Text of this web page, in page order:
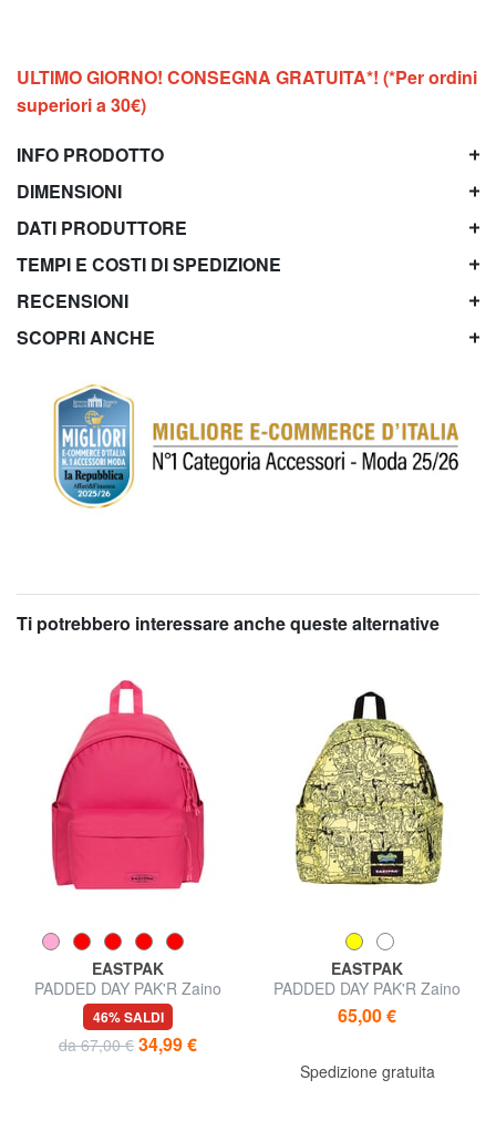
ULTIMO GIORNO! CONSEGNA GRATUITA*! (*Per ordini
superiori a 30€)
INFO PRODOTTO
DIMENSIONI
DATI PRODUTTORE
TEMPI E COSTI DI SPEDIZIONE
RECENSIONI
SCOPRI ANCHE
Ti potrebbero interessare anche queste alternative
EASTPAK
PADDED DAY PAK'R Zaino
porta PC 14" con tasca porta
borraccia
46% SALDI
da 67,00 € 34,99 €
EASTPAK
PADDED DAY PAK'R Zaino
porta PC 14"
65,00 €
Spedizione gratuita